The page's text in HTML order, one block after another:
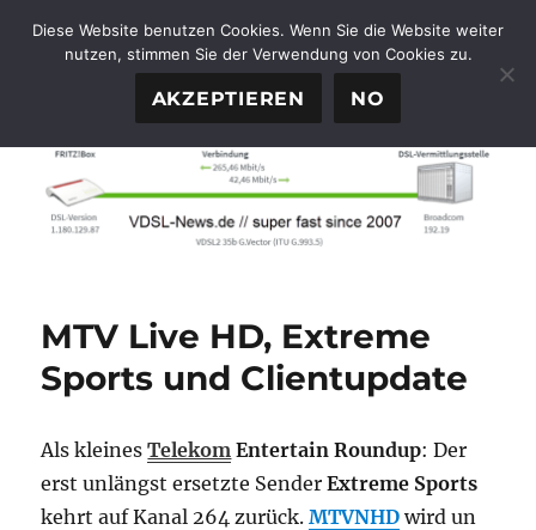
FTTH-News.de
MTV Live HD, Extreme
Sports und Clientupdate
Als kleinesTelekom Entertain Roundup: Der
erst unlängst ersetzte SenderExtreme Sports
kehrt auf Kanal 264 zurück.MTVNHD wird un
Diese Website benutzen Cookies. Wenn Sie die Website weiter
nutzen, stimmen Sie der Verwendung von Cookies zu.
AKZEPTIEREN NO